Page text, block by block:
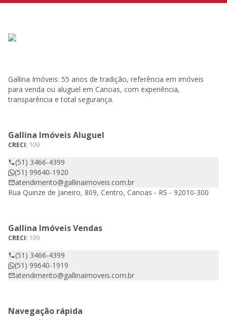
Gallina Imóveis: 55 anos de tradição, referência em imóveis
para venda ou aluguel em Canoas, com experiência,
transparência e total segurança.
Gallina Imóveis Aluguel
CRECI: 109
(51) 3466-4399
(51) 99640-1920
atendimento@gallinaimoveis.com.br
Rua Quinze de Janeiro, 809, Centro, Canoas - RS - 92010-300
Gallina Imóveis Vendas
CRECI: 109
(51) 3466-4399
(51) 99640-1919
atendimento@gallinaimoveis.com.br
Navegação rápida